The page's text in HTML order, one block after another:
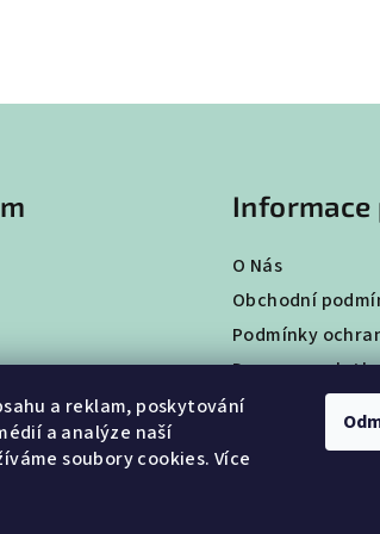
a reklam, poskytování
a analýze naší
soubory cookies. Více
na Instagramu
Informace
O Nás
Obchodní
Podmínky
Doprava a
Vrácení a